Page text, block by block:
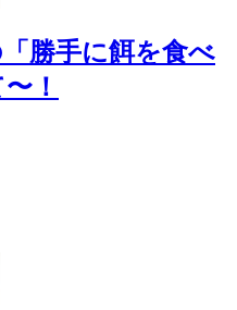
勝手に餌を食べ
！